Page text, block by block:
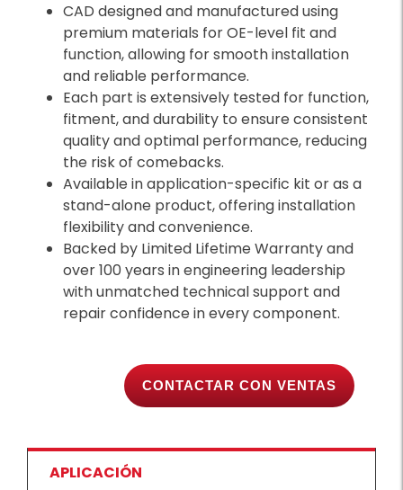
CAD designed and manufactured using
premium materials for OE-level fit and
function, allowing for smooth installation
and reliable performance.
Each part is extensively tested for function,
fitment, and durability to ensure consistent
quality and optimal performance, reducing
the risk of comebacks.
Available in application-specific kit or as a
stand-alone product, offering installation
flexibility and convenience.
Backed by Limited Lifetime Warranty and
over 100 years in engineering leadership
with unmatched technical support and
repair confidence in every component.
CONTACTAR CON VENTAS
APLICACIÓN